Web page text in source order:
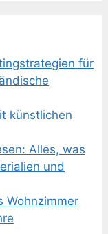
für
künstlichen
Alles, was
und
Wohnzimmer